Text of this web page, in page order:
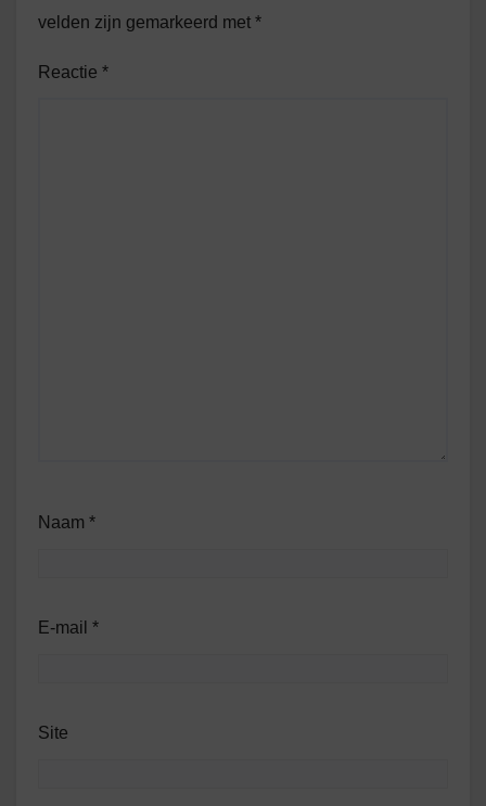
velden zijn gemarkeerd met *
Reactie *
Naam *
E-mail *
Site